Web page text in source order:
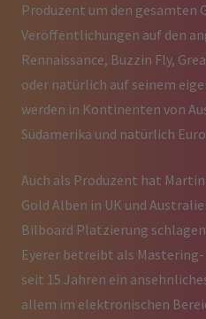
Produzent um den gesamten
Veröffentlichungen auf den
Rennaissance, Buzzin Fly,
oder natürlich auf seinem
werden in Kontinenten von
Südamerika und natürlich
Auch als Produzent hat
Gold Alben in UK und
Bilboard Platzierung
Eyerer betreibt als
seit 15 Jahren ein
allem im elektronischen